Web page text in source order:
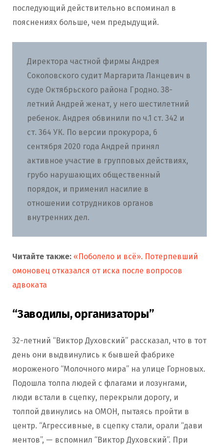
последующий действительно вспоминал в
пояснениях больше, чем предыдущий.
Директора частной фирмы Андрея
Соколовского судит Маргарита Ланцевич в
суде Октябрьского района Гродно. 38-
летний Андрей женат, у него шестилетний
ребенок. Андрея обвинили по ч.1 ст. 342 и
ст. 364 УК. По версии прокурора, 6
сентября 2020 года Андрей принял
активное участие в групповых действиях,
грубо нарушающих общественный
порядок, и применил насилие в
отношении сотрудников органов
внутренних дел.
Читайте также: «Поболело и всё». Потерпевший
омоновец отказался от иска после вопросов
адвоката
“Заводилы, организаторы”
32-летний “Виктор Духовский” рассказал, что в тот
день они выдвинулись к бывшей фабрике
мороженого “Молочного мира” на улице Горновых.
Подошла толпа людей с флагами и лозунгами,
люди встали в сцепку, перекрыли дорогу, и
толпой двинулись на ОМОН, пытаясь пройти в
центр. “Агрессивные, в сцепку стали, орали “дави
ментов”, — вспомнил “Виктор Духовский”. При